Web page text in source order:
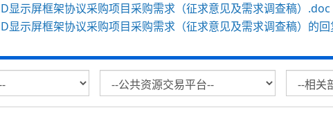
显示屏框架协议采购项目采购需求（征求意见及需求调查稿）.doc
显示屏框架协议采购项目采购需求（征求意见及需求调查稿）的